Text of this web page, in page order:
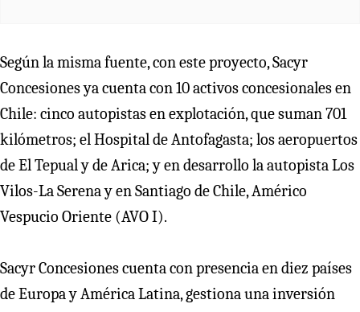
Según la misma fuente, con este proyecto, Sacyr
Concesiones ya cuenta con 10 activos concesionales en
Chile: cinco autopistas en explotación, que suman 701
kilómetros; el Hospital de Antofagasta; los aeropuertos
de El Tepual y de Arica; y en desarrollo la autopista Los
Vilos-La Serena y en Santiago de Chile, Américo
Vespucio Oriente (AVO I).
Sacyr Concesiones cuenta con presencia en diez países
de Europa y América Latina, gestiona una inversión